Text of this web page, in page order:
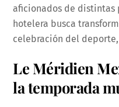
aficionados de distintas
hotelera busca
celebración del
Le Méridien
la temporada